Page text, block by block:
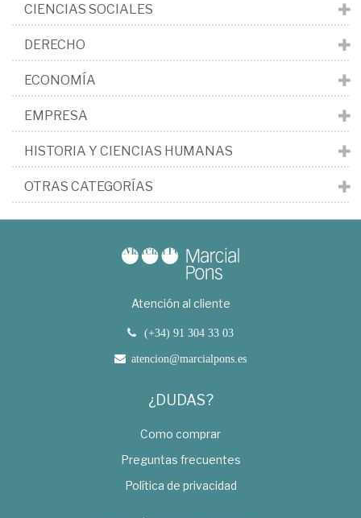
CIENCIAS SOCIALES
DERECHO
ECONOMÍA
EMPRESA
HISTORIA Y CIENCIAS HUMANAS
OTRAS CATEGORÍAS
Atención al cliente
(+34) 91 304 33 03
atencion@marcialpons.es
¿DUDAS?
Como comprar
Preguntas frecuentes
Política de privacidad